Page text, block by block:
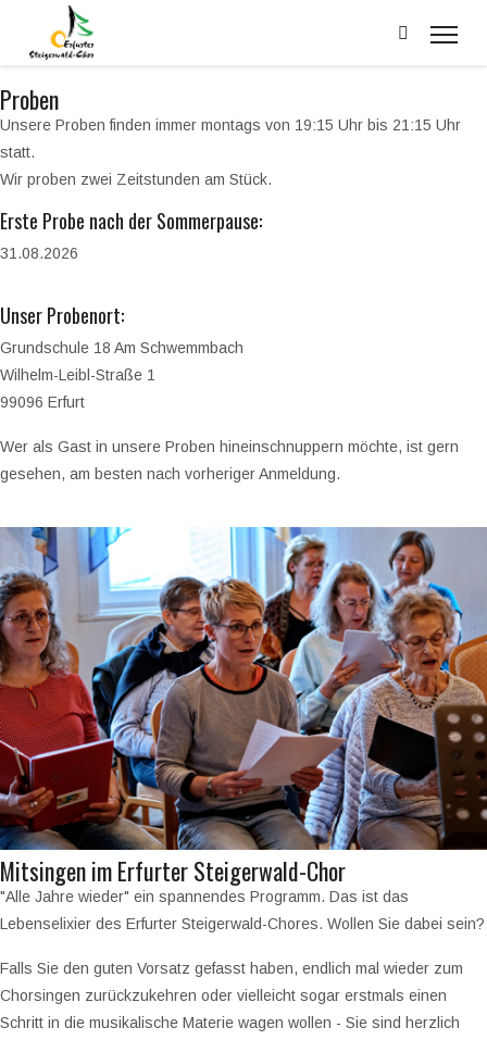
Proben
Unsere Proben finden immer montags von 19:15 Uhr bis 21:15 Uhr
statt.
Wir proben zwei Zeitstunden am Stück.
Erste Probe nach der Sommerpause:
31.08.2026
Unser Probenort:
Grundschule 18 Am Schwemmbach
Wilhelm-Leibl-Straße 1
99096 Erfurt
Wer als Gast in unsere Proben hineinschnuppern möchte, ist gern
gesehen, am besten nach vorheriger Anmeldung.
Mitsingen im Erfurter Steigerwald-Chor
"Alle Jahre wieder" ein spannendes Programm. Das ist das
Lebenselixier des Erfurter Steigerwald-Chores. Wollen Sie dabei sein?
Falls Sie den guten Vorsatz gefasst haben, endlich mal wieder zum
Chorsingen zurückzukehren oder vielleicht sogar erstmals einen
Schritt in die musikalische Materie wagen wollen - Sie sind herzlich